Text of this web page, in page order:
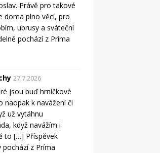
Právě pro takové
doma plno věcí, pro
ubrusy a sváteční
pochází z Príma
27.7.2026
jsou buď hrníčkové
naopak k navážení či
už vytáhnu
když navážím i
to […] Příspěvek
z Príma